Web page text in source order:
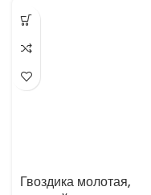
Гвоздика молотая,